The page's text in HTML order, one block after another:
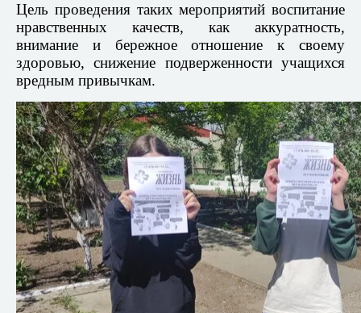
Цель проведения таких мероприятий воспитание
нравственных качеств, как аккуратность,
внимание и бережное отношение к своему
здоровью, снижение подверженности учащихся
вредным привычкам.